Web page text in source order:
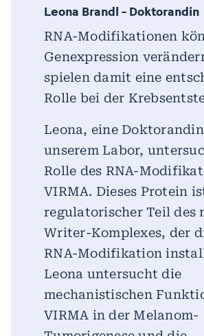
Leona Brandl - Doktorandin
RNA-Modifikationen
Genexpression
spielen damit eine
Rolle bei der
Leona, eine
unserem Labor,
Rolle des RNA-
VIRMA. Dieses Protein
regulatorischer Teil des
Writer-Komplexes, der
RNA-Modifikation
Leona untersucht die
mechanistischen
VIRMA in der Melanom-